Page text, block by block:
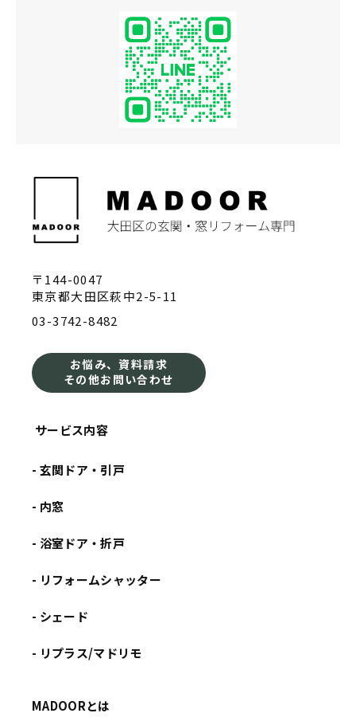
〒144-0047
東京都大田区萩中2-5-11
03-3742-8482
お悩み、資料請求
その他お問い合わせ
サービス内容
- 玄関ドア・引戸
- 内窓
- 浴室ドア・折戸
- リフォームシャッター
- シェード
- リプラス/マドリモ
MADOORとは